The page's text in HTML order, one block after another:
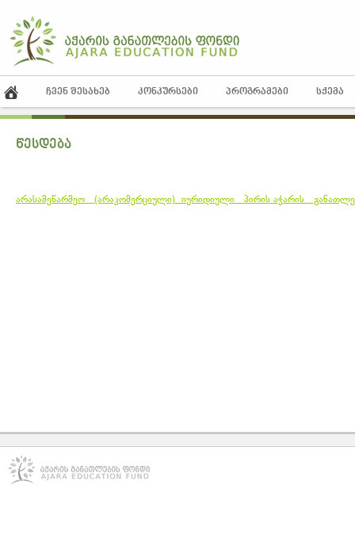
ᲩᲕᲔᲜ ᲨᲔᲡᲐᲮᲔᲑ ᲙᲝᲜᲙᲣᲠᲡᲔᲑᲘ ᲞᲠᲝᲒᲠᲐᲛᲔᲑᲘ ᲡᲥᲔᲛᲐ
წესდება
არასამეწარმეო (არაკომერციული) იურიდიული პირის აჭარის